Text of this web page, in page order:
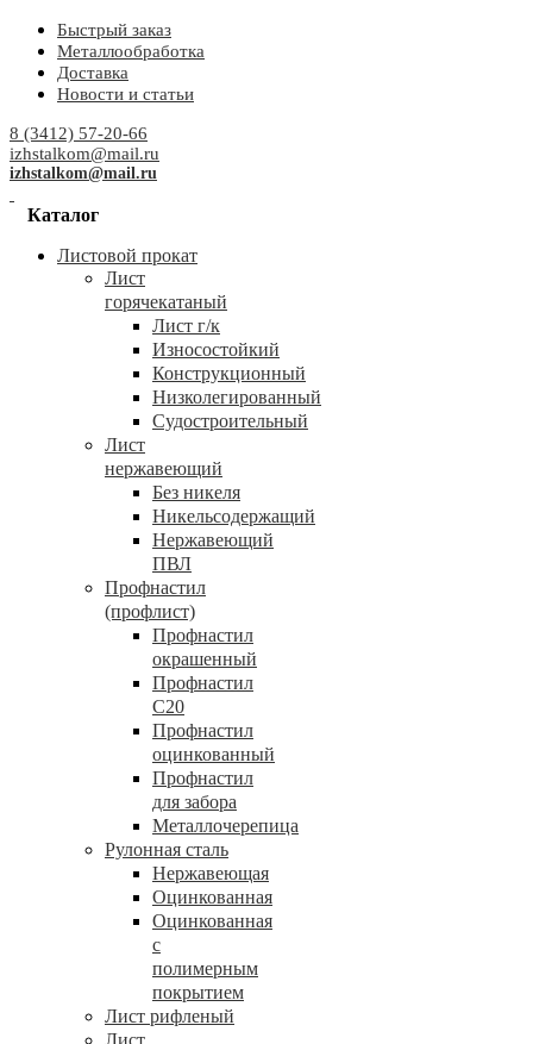
Быстрый заказ
Металлообработка
Доставка
Новости и статьи
8 (3412) 57-20-66
izhstalkom@mail.ru
izhstalkom@mail.ru
Каталог
Листовой прокат
Лист
горячекатаный
Лист г/к
Износостойкий
Конструкционный
Низколегированный
Судостроительный
Лист
нержавеющий
Без никеля
Никельсодержащий
Нержавеющий
ПВЛ
Профнастил
(профлист)
Профнастил
окрашенный
Профнастил
С20
Профнастил
оцинкованный
Профнастил
для забора
Металлочерепица
Рулонная сталь
Нержавеющая
Оцинкованная
Оцинкованная
с
полимерным
покрытием
Лист рифленый
Лист